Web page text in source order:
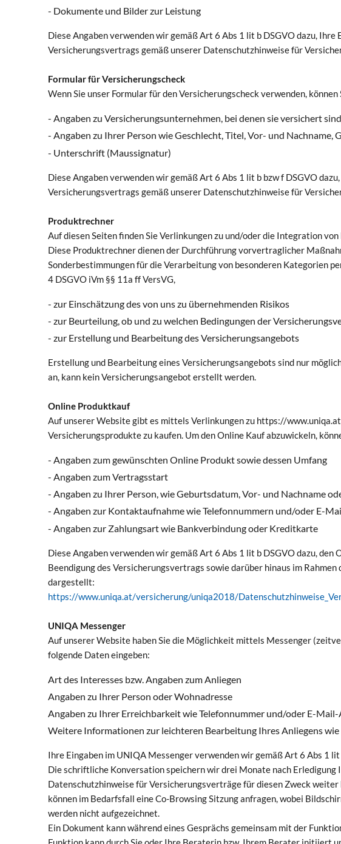
- Dokumente und Bilder zur Leistung
Diese Angaben verwenden wir gemäß Art 6 Abs 1 lit b DSGVO dazu,
Versicherungsvertrags gemäß unserer Datenschutzhinweise für
Formular für Versicherungscheck
Wenn Sie unser Formular für den Versicherungscheck verwenden,
- Angaben zu Versicherungsunternehmen, bei denen sie versichert sind
- Angaben zu Ihrer Person wie Geschlecht, Titel, Vor- und Nachname,
- Unterschrift (Maussignatur)
Diese Angaben verwenden wir gemäß Art 6 Abs 1 lit b bzw f DSGVO
Versicherungsvertrags gemäß unserer Datenschutzhinweise für
Produktrechner
Auf diesen Seiten finden Sie Verlinkungen zu und/oder die Integration
Diese Produktrechner dienen der Durchführung vorvertraglicher
Sonderbestimmungen für die Verarbeitung von besonderen Kategorien
4 DSGVO iVm §§ 11a ff VersVG,
- zur Einschätzung des von uns zu übernehmenden Risikos
- zur Beurteilung, ob und zu welchen Bedingungen der
- zur Erstellung und Bearbeitung des Versicherungsangebots
Erstellung und Bearbeitung eines Versicherungsangebots sind nur
an, kann kein Versicherungsangebot erstellt werden.
Online Produktkauf
Auf unserer Website gibt es mittels Verlinkungen zu https://
Versicherungsprodukte zu kaufen. Um den Online Kauf abzuwickeln,
- Angaben zum gewünschten Online Produkt sowie dessen Umfang
- Angaben zum Vertragsstart
- Angaben zu Ihrer Person, wie Geburtsdatum, Vor- und Nachname
- Angaben zur Kontaktaufnahme wie Telefonnummern und/oder E-
- Angaben zur Zahlungsart wie Bankverbindung oder Kreditkarte
Diese Angaben verwenden wir gemäß Art 6 Abs 1 lit b DSGVO dazu,
Beendigung des Versicherungsvertrags sowie darüber hinaus im
dargestellt:
https://www.uniqa.at/versicherung/uniqa2018/
UNIQA Messenger
Auf unserer Website haben Sie die Möglichkeit mittels Messenger
folgende Daten eingeben:
Art des Interesses bzw. Angaben zum Anliegen
Angaben zu Ihrer Person oder Wohnadresse
Angaben zu Ihrer Erreichbarkeit wie Telefonnummer und/oder E-Mail-
Weitere Informationen zur leichteren Bearbeitung Ihres Anliegens
Ihre Eingaben im UNIQA Messenger verwenden wir gemäß Art 6 Abs 1
Die schriftliche Konversation speichern wir drei Monate nach
Datenschutzhinweise für Versicherungsverträge für diesen Zweck
können im Bedarfsfall eine Co-Browsing Sitzung anfragen, wobei
werden nicht aufgezeichnet.
Ein Dokument kann während eines Gesprächs gemeinsam mit der